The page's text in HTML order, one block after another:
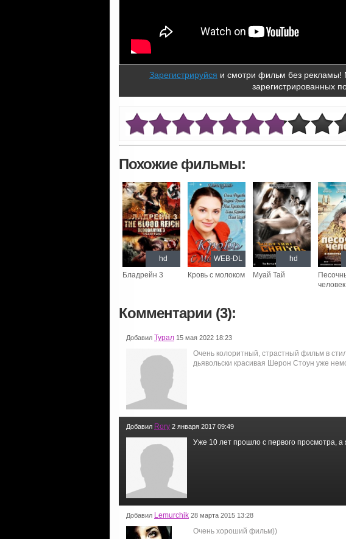
Зарегистрируйся и смотри фильм без рекламы!
зарегистрированных
Похожие фильмы:
Бладрейн 3
hd
Кровь с молоком
WEB-DL
Муай Тай
hd
человек
Комментарии (3):
Добавил Турал 15 мая 2022 18:23
Очень колоритный, страстный фильм в
дьявольски красивая Шерон Стоун уже
Добавил Rory 2 января 2017 09:49
Уже 10 лет прошло с первого просмотра,
Добавил Lemurchik 28 марта 2015 13:28
Очень хороший фильм))